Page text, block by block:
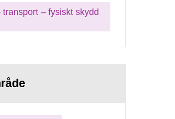
transport – fysiskt skydd